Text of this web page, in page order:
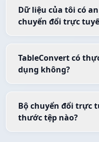
Dữ liệu của tôi có
chuyển đổi trực
TableConvert có
dụng không?
Bộ chuyển đổi trực
thước tệp nào?